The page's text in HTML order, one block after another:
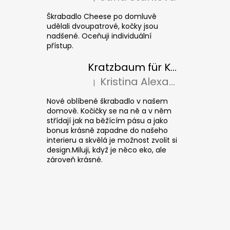
Škrabadlo Cheese po domluvě
udělali dvoupatrové, kočky jsou
nadšené. Oceňuji individuální
přístup.
Kratzbaum für Katzen CUBE Colour
Die Produktbewertung beträgt 5 von 5
| Kristina Alexandrová
Nové oblíbené škrabadlo v našem
domově. Kočičky se na ně a v něm
střídají jak na běžícím pásu a jako
bonus krásně zapadne do našeho
interieru a skvělá je možnost zvolit si
design.Miluji, když je něco eko, ale
zároveň krásné.